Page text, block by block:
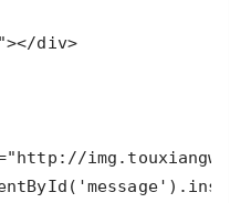
    <div id="message"></div>